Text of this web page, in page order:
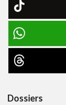
Dossiers